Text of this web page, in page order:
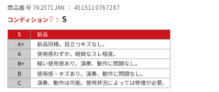
中古 ヴィンテージ
商品番号 762571 JAN ： 4515110767287
コンディション
： S